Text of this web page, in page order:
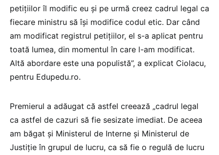
petițiilor îl modific eu și pe urmă creez cadrul legal ca
fiecare ministru să își modifice codul etic. Dar când
am modificat registrul petițiilor, el s-a aplicat pentru
toată lumea, din momentul în care l-am modificat.
Altă abordare este una populistă”, a explicat Ciolacu,
pentru Edupedu.ro.
Premierul a adăugat că astfel creează „cadrul legal
ca astfel de cazuri să fie sesizate imediat. De aceea
am băgat și Ministerul de Interne și Ministerul de
Justiție în grupul de lucru, ca să fie o regulă de lucru